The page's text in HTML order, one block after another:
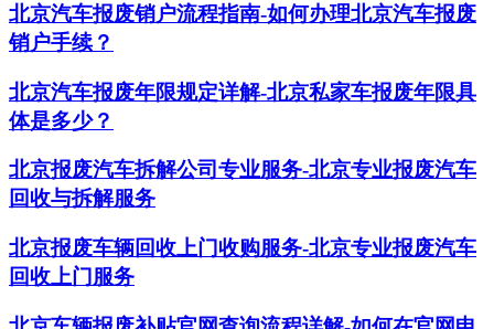
北京汽车报废销户流程指南-如何办理北京汽车报废
销户手续？
北京汽车报废年限规定详解-北京私家车报废年限具
体是多少？
北京报废汽车拆解公司专业服务-北京专业报废汽车
回收与拆解服务
北京报废车辆回收上门收购服务-北京专业报废汽车
回收上门服务